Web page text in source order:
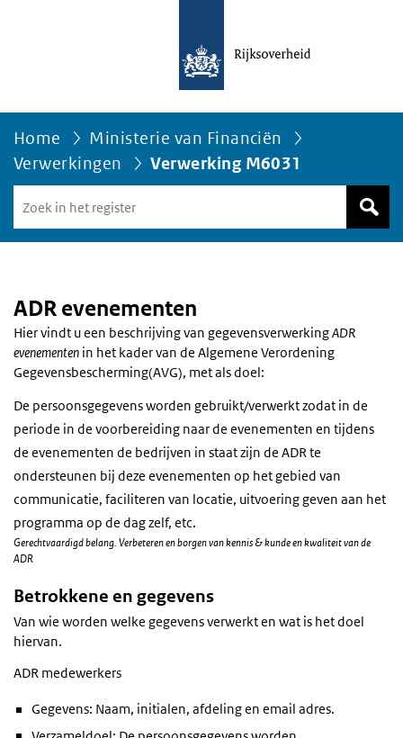
Home
Ministerie van Financiën
Verwerkingen
Verwerking M6031
in
het
ADR evenementen
Hier vindt u een beschrijving van gegevensverwerkingADR
evenementen in het kader van de Algemene Verordening
Gegevensbescherming(AVG), met als doel:
De persoonsgegevens worden gebruikt/verwerkt zodat in de
periode in de voorbereiding naar de evenementen en tijdens
de evenementen de bedrijven in staat zijn de ADR te
ondersteunen bij deze evenementen op het gebied van
communicatie, faciliteren van locatie, uitvoering geven aan het
programma op de dag zelf, etc.
Gerechtvaardigd belang. Verbeteren en borgen van kennis & kunde en kwaliteit van de
ADR
Betrokkene en gegevens
Van wie worden welke gegevens verwerkt en wat is het doel
hiervan.
ADR medewerkers
Gegevens: Naam, initialen, afdeling en email adres.